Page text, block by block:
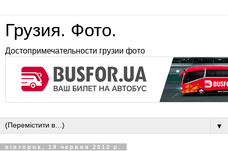
Грузия. Фото.
Достопримечательности грузии фото
▼
вівторок, 19 червня 2012 р.